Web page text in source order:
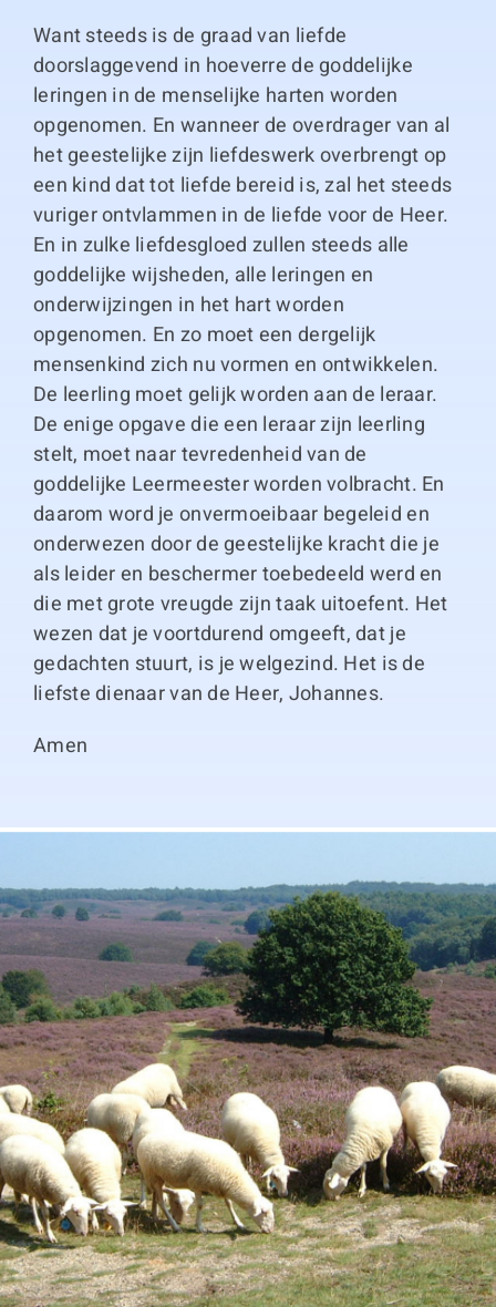
Want steeds is de graad van liefde
doorslaggevend in hoeverre de goddelijke
leringen in de menselijke harten worden
opgenomen. En wanneer de overdrager van al
het geestelijke zijn liefdeswerk overbrengt op
een kind dat tot liefde bereid is, zal het steeds
vuriger ontvlammen in de liefde voor de Heer.
En in zulke liefdesgloed zullen steeds alle
goddelijke wijsheden, alle leringen en
onderwijzingen in het hart worden
opgenomen. En zo moet een dergelijk
mensenkind zich nu vormen en ontwikkelen.
De leerling moet gelijk worden aan de leraar.
De enige opgave die een leraar zijn leerling
stelt, moet naar tevredenheid van de
goddelijke Leermeester worden volbracht. En
daarom word je onvermoeibaar begeleid en
onderwezen door de geestelijke kracht die je
als leider en beschermer toebedeeld werd en
die met grote vreugde zijn taak uitoefent. Het
wezen dat je voortdurend omgeeft, dat je
gedachten stuurt, is je welgezind. Het is de
liefste dienaar van de Heer, Johannes.
Amen